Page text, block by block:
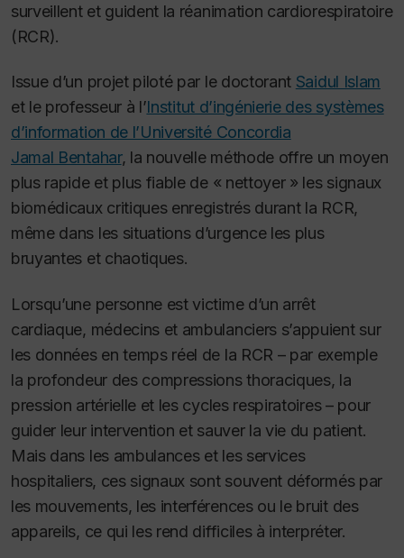
surveillent et guident la réanimation cardiorespiratoire
(RCR).
Issue d’un projet piloté par le doctorant Saidul Islam
et le professeur à l’Institut d’ingénierie des systèmes
d’information de l’Université Concordia
Jamal Bentahar, la nouvelle méthode offre un moyen
plus rapide et plus fiable de « nettoyer » les signaux
biomédicaux critiques enregistrés durant la RCR,
même dans les situations d’urgence les plus
bruyantes et chaotiques.
Lorsqu’une personne est victime d’un arrêt
cardiaque, médecins et ambulanciers s’appuient sur
les données en temps réel de la RCR – par exemple
la profondeur des compressions thoraciques, la
pression artérielle et les cycles respiratoires – pour
guider leur intervention et sauver la vie du patient.
Mais dans les ambulances et les services
hospitaliers, ces signaux sont souvent déformés par
les mouvements, les interférences ou le bruit des
appareils, ce qui les rend difficiles à interpréter.